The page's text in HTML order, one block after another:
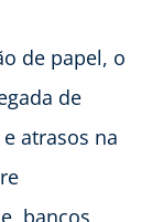
de papel, o
de
atrasos na